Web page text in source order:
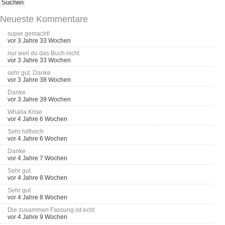
Neueste Kommentare
super gemacht!
vor 3 Jahre 33 Wochen
nur weil du das Buch nicht
vor 3 Jahre 33 Wochen
sehr gut. Danke
vor 3 Jahre 38 Wochen
Danke
vor 3 Jahre 39 Wochen
Whalla Krise
vor 4 Jahre 6 Wochen
Sehr hilfreich
vor 4 Jahre 6 Wochen
Danke
vor 4 Jahre 7 Wochen
Sehr gut
vor 4 Jahre 8 Wochen
Sehr gut
vor 4 Jahre 8 Wochen
Die zusammen Fassung ist echt
vor 4 Jahre 9 Wochen